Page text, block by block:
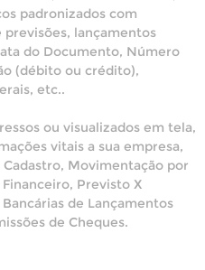
padronizados com
lançamentos
do Documento, Número
(débito ou crédito),
etc..
ou visualizados em tela,
vitais a sua empresa,
Movimentação por
Previsto X
de Lançamentos
de Cheques.